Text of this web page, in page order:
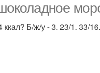
Б/ж/у - 3. 23/1. 33/